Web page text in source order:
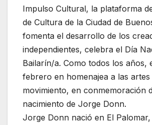
Impulso Cultural, la plataforma
de Cultura de la Ciudad de
fomenta el desarrollo de los
independientes, celebra el Día
Bailarín/a. Como todos los años,
febrero en homenajea a las artes
movimiento, en conmemoración
nacimiento de Jorge Donn.
Jorge Donn nació en El